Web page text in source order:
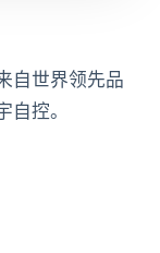
自世界领先品
控。